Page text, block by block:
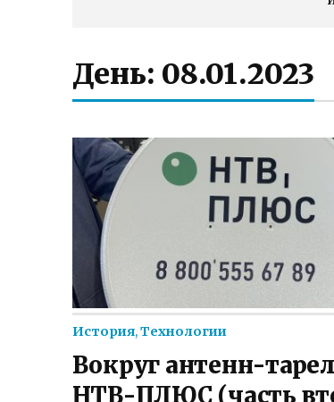
День: 08.01.2023
История,Технологии
Вокруг антенн-
НТВ-ПЛЮС (часть